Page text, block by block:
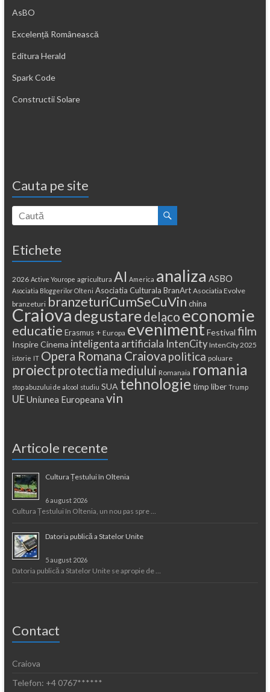
AsBO
Excelență Românească
Editura Herald
Spark Code
Constructii Solare
Cauta pe site
Etichete
2026 Active Yourope agricultura AI America analiza ASBO
Asociatia Bloggerilor Olteni Asociatia Culturala BranArt Asociatia Evolve
branzeturi branzeturiCumSeCuVin china
Craiova degustaredelaco economie
educatie Erasmus + Europa eveniment Festival film
Inspire Cinema inteligenta artificiala IntenCity IntenCity 2025
istorie IT Opera Romana Craiova politica poluare
proiect protectia mediului Romanaia romania
stop abuzului de alcool studiu SUA tehnologie timp liber Trump
UEUniunea Europeana vin
Articole recente
Cultura Țestului în Oltenia
6 august 2026
Cultura Țestului în Oltenia, un nou pas spre …
Datoria publică a Statelor Unite
5 august 2026
Datoria publică a Statelor Unite se apropie de …
Contact
Craiova
Telefon: +4 0767******